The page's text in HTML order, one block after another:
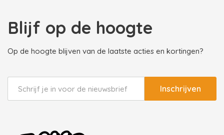
Blijf op de hoogte
Op de hoogte blijven van de laatste acties en kortingen?
Inschrijven